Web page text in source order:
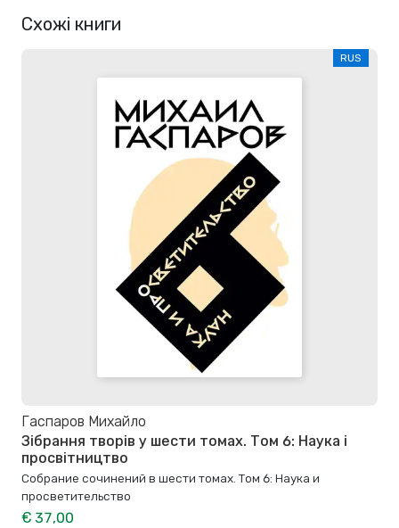
Схожі книги
RUS
Гаспаров Михайло
Зібрання творів у шести томах. Том 6: Наука і
просвітництво
Собрание сочинений в шести томах. Том 6: Наука и
просветительство
€ 37,00